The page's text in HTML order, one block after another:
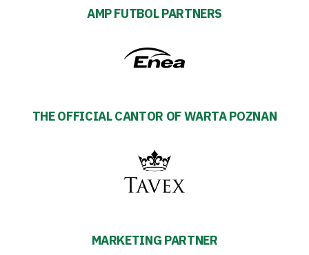
AMP FUTBOL PARTNERS
THE OFFICIAL CANTOR OF WARTA POZNAN
MARKETING PARTNER